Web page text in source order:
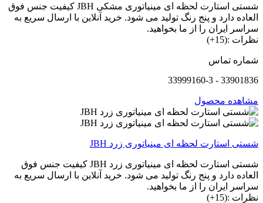
شستی استارت لحظه ای مینیاتوری مشکی JBH کیفیت جنس فوق
العاده دارد و پنج رنگ تولید می شود. خرید آنلاین با ارسال سریع به
سراسر ایران را از ما بخواهید.
نظرات :(15+)
شماره تماس
33901836 - 33999160-3
مشاهده محصول
شستی استارت لحظه ای مینیاتوری زرد JBH
شستی استارت لحظه ای مینیاتوری زرد JBH کیفیت جنس فوق
العاده دارد و پنج رنگ تولید می شود. خرید آنلاین با ارسال سریع به
سراسر ایران را از ما بخواهید.
نظرات :(15+)